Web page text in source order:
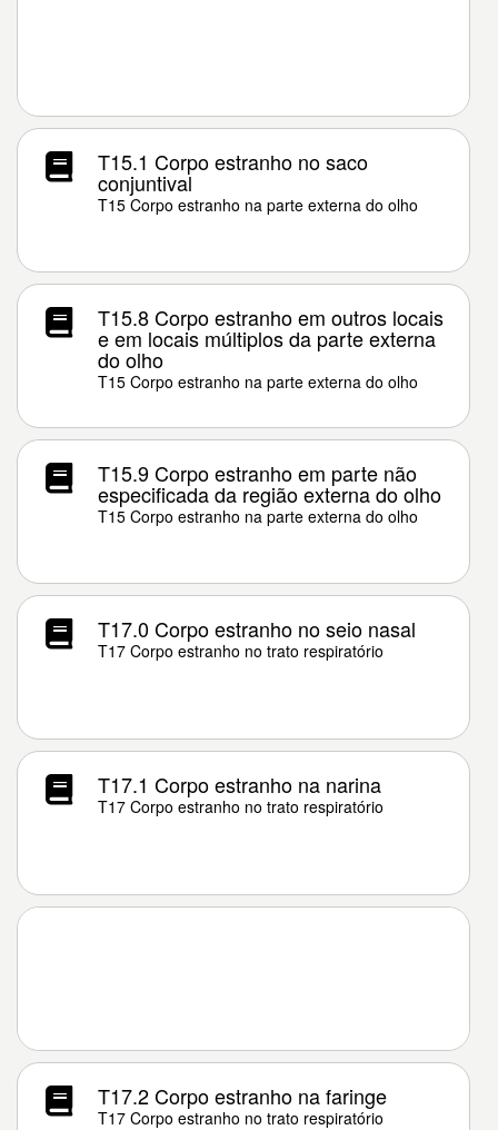
T15.1 Corpo estranho no saco
conjuntival
T15 Corpo estranho na parte externa do olho
T15.8 Corpo estranho em outros locais
e em locais múltiplos da parte externa
do olho
T15 Corpo estranho na parte externa do olho
T15.9 Corpo estranho em parte não
especificada da região externa do olho
T15 Corpo estranho na parte externa do olho
T17.0 Corpo estranho no seio nasal
T17 Corpo estranho no trato respiratório
T17.1 Corpo estranho na narina
T17 Corpo estranho no trato respiratório
T17.2 Corpo estranho na faringe
T17 Corpo estranho no trato respiratório